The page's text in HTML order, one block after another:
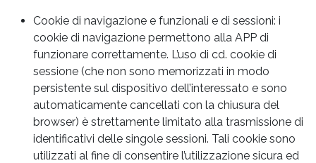
Cookie di navigazione e funzionali e di sessioni: i
cookie di navigazione permettono alla APP di
funzionare correttamente. L’uso di cd. cookie di
sessione (che non sono memorizzati in modo
persistente sul dispositivo dell’interessato e sono
automaticamente cancellati con la chiusura del
browser) è strettamente limitato alla trasmissione di
identificativi delle singole sessioni. Tali cookie sono
utilizzati al fine di consentire l’utilizzazione sicura ed